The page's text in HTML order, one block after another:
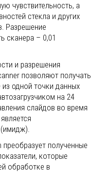
чувствительность, а
стекла и других
Разрешение
сканера – 0,01
и разрешения
позволяют получать
одной точки данных
на 24
слайдов во время
полученные
которые
обработке в